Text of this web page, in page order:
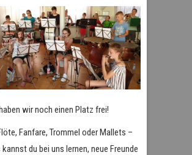
wir noch einen Platz frei!
Fanfare, Trommel oder Mallets –
du bei uns lernen, neue Freunde